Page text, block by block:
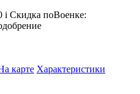
i Скидка поВоенке:
карте Характеристики